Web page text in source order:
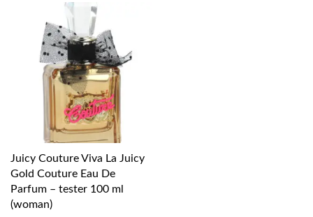
Juicy Couture Viva La Juicy
Gold Couture Eau De
Parfum – tester 100 ml
(woman)